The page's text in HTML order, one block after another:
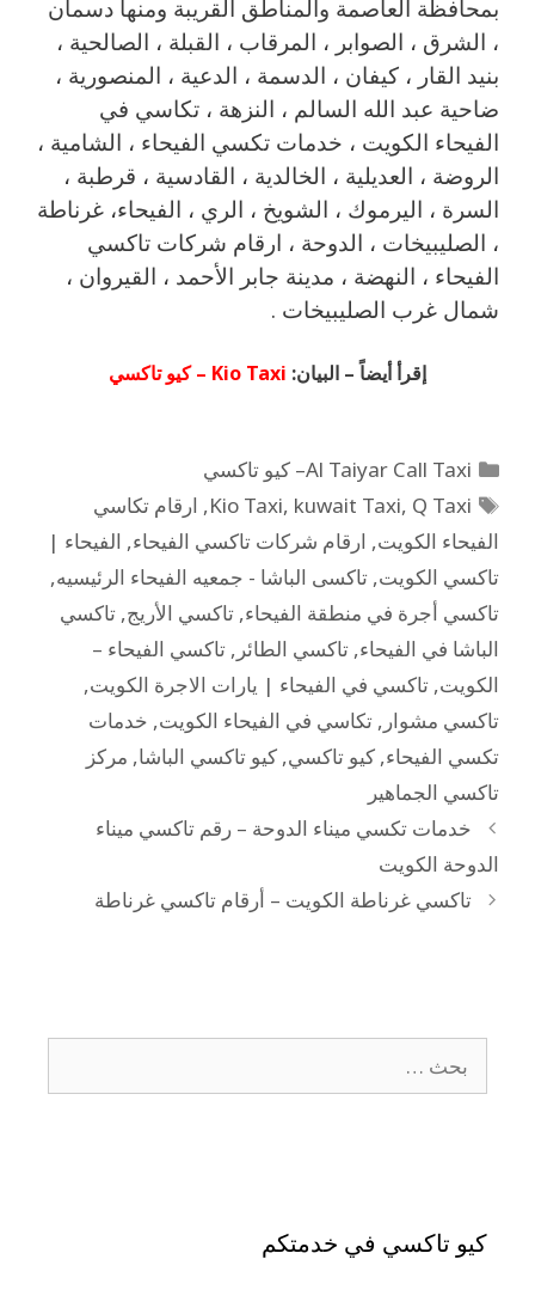
بمحافظة العاصمة والمناطق القريبة ‎ومنها دسمان
، الشرق ، الصوابر ، المرقاب ، القبلة ، الصالحية ،
بنيد القار ، كيفان ، الدسمة ، الدعية ، المنصورية ،
ضاحية عبد الله السالم ، النزهة ، تكاسي في
الفيحاء الكويت ، خدمات تكسي الفيحاء ، الشامية ،
الروضة ، العديلية ، الخالدية ، القادسية ، قرطبة ،
السرة ، اليرموك ، الشويخ ، الري ، الفيحاء، غرناطة
، الصليبيخات ، الدوحة ، ارقام شركات تاكسي
الفيحاء ، النهضة ، مدينة جابر الأحمد ، القيروان ،
شمال غرب الصليبيخات .
إقرأ أيضاً – البيان: Kio Taxi – كيو تاكسي
Al Taiyar Call Taxi– كيو تاكسي
Kio Taxi, kuwait Taxi, Q Taxi
, ارقام تكاسي
الفيحاء الكويت, ارقام شركات تاكسي الفيحاء, الفيحاء |
تاكسي الكويت, تاكسى الباشا - جمعيه الفيحاء الرئيسيه,
تاكسي أجرة في منطقة الفيحاء, تاكسي الأريج, تاكسي
الباشا في الفيحاء, تاكسي الطائر , تاكسي الفيحاء –
الكويت, تاكسي في الفيحاء | يارات الاجرة الكويت,
تاكسي مشوار , تكاسي في الفيحاء الكويت, خدمات
تكسي الفيحاء, كيو تاكسي, كيو تاكسي الباشا, مركز
تاكسي الجماهير
خدمات تكسي ميناء الدوحة – رقم تاكسي ميناء
الدوحة الكويت
تاكسي غرناطة الكويت – أرقام تاكسي غرناطة
كيو تاكسي في خدمتكم